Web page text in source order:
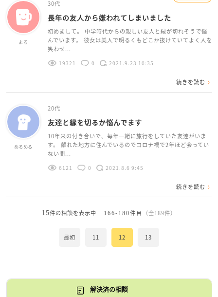
よる
30代
長年の友人から嫌われてしまいました
初めまして。 中学時代からの親しい友人と縁が切れそうで悩
んでいます。 彼女は美人で明るくもどこか抜けていてよく人を
笑わせ...
19321 0 2021.9.23 10:35
続きを読む
めるめる
20代
友達と縁を切るか悩んでます
10年来の付き合いで、毎年一緒に旅行をしていた友達がいま
す。 離れた地方に住んでいるのでコロナ禍で2年ほど会ってい
ない間...
6121 0 2021.8.6 9:45
続きを読む
15件の相談を表示中 166-180件目 （全189件）
最初 11 12 13
解決済の相談